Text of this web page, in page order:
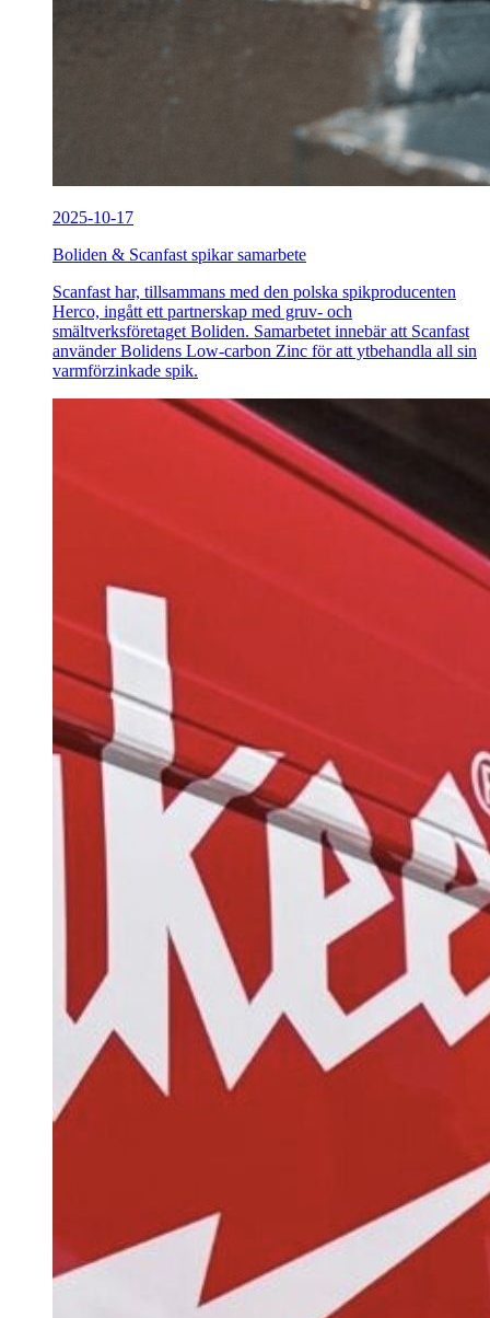
2025-10-17
Boliden & Scanfast spikar samarbete
Scanfast har, tillsammans med den polska spikproducenten
Herco, ingått ett partnerskap med gruv- och
smältverksföretaget Boliden. Samarbetet innebär att Scanfast
använder Bolidens Low-carbon Zinc för att ytbehandla all sin
varmförzinkade spik.